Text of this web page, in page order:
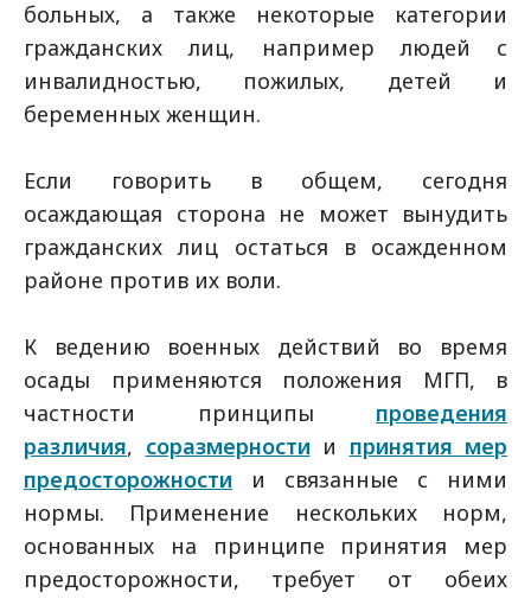
больных, а также некоторые категории
гражданских лиц, например людей с
инвалидностью, пожилых, детей и
беременных женщин.
Если говорить в общем, сегодня
осаждающая сторона не может вынудить
гражданских лиц остаться в осажденном
районе против их воли.
К ведению военных действий во время
осады применяются положения МГП, в
частности принципы проведения
различия, соразмерности и принятия мер
предосторожности и связанные с ними
нормы. Применение нескольких норм,
основанных на принципе принятия мер
предосторожности, требует от обеих